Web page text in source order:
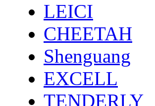
LEICI
CHEETAH
Shenguang
EXCELL
TENDERLY